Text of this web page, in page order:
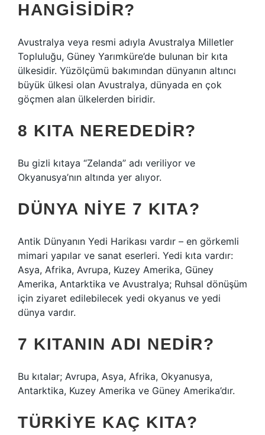
HANGISIDIR?
Avustralya veya resmi adıyla Avustralya Milletler
Topluluğu, Güney Yarımküre’de bulunan bir kıta
ülkesidir. Yüzölçümü bakımından dünyanın altıncı
büyük ülkesi olan Avustralya, dünyada en çok
göçmen alan ülkelerden biridir.
8 KITA NEREDEDIR?
Bu gizli kıtaya “Zelanda” adı veriliyor ve
Okyanusya’nın altında yer alıyor.
DÜNYA NIYE 7 KITA?
Antik Dünyanın Yedi Harikası vardır – en görkemli
mimari yapılar ve sanat eserleri. Yedi kıta vardır:
Asya, Afrika, Avrupa, Kuzey Amerika, Güney
Amerika, Antarktika ve Avustralya; Ruhsal dönüşüm
için ziyaret edilebilecek yedi okyanus ve yedi
dünya vardır.
7 KITANIN ADI NEDIR?
Bu kıtalar; Avrupa, Asya, Afrika, Okyanusya,
Antarktika, Kuzey Amerika ve Güney Amerika’dır.
TÜRKIYE KAÇ KITA?